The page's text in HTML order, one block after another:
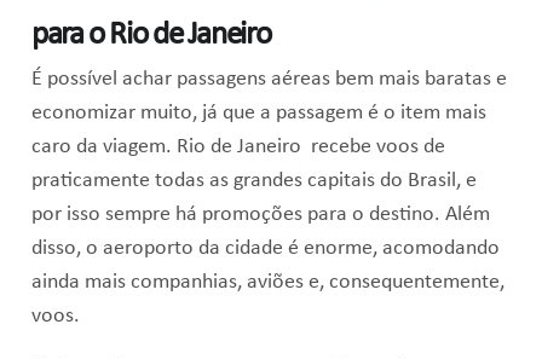
para o Rio de Janeiro
É possível achar passagens aéreas bem mais baratas e
economizar muito, já que a passagem é o item mais
caro da viagem. Rio de Janeiro recebe voos de
praticamente todas as grandes capitais do Brasil, e
por isso sempre há promoções para o destino. Além
disso, o aeroporto da cidade é enorme, acomodando
ainda mais companhias, aviões e, consequentemente,
voos.